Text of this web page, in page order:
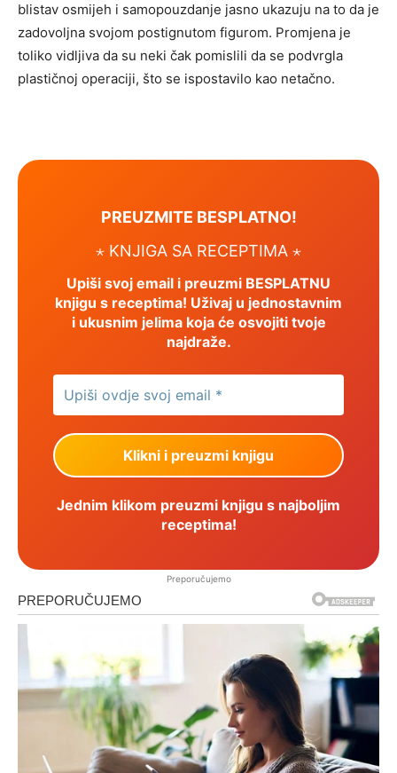
blistav osmijeh i samopouzdanje jasno ukazuju na to da je
zadovoljna svojom postignutom figurom. Promjena je
toliko vidljiva da su neki čak pomislili da se podvrgla
plastičnoj operaciji, što se ispostavilo kao netačno.
PREUZMITE BESPLATNO!
⋆ KNJIGA SA RECEPTIMA ⋆
Upiši svoj email i preuzmi BESPLATNU
knjigu s receptima! Uživaj u jednostavnim
i ukusnim jelima koja će osvojiti tvoje
najdraže.
Jednim klikom preuzmi knjigu s najboljim
receptima!
Preporučujemo